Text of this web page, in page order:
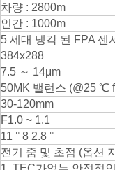
차량 : 2800m
인간 : 1000m
5 세대 냉각 된 FPA 센
384x288
7.5 ～ 14μm
50MK 밸런스 (@25 ℃
30-120mm
F1.0 ~ 1.1
11 ° 8 2.8 °
전기 줌 및 초점 (옵션